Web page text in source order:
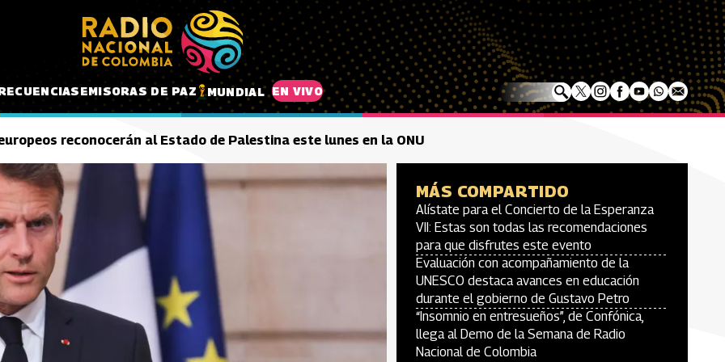
EMISORAS DE PAZ MUNDIAL EN VIVO
reconocerán al Estado de Palestina este lunes en la ONU
MÁS COMPARTIDO
Alístate para el Concierto de la Esperanza
VII: Estas son todas las recomendaciones
para que disfrutes este evento
Evaluación con acompañamiento de la
UNESCO destaca avances en educación
durante el gobierno de Gustavo Petro
“Insomnio en entresueños”, de Confónica,
llega al Demo de la Semana de Radio
Nacional de Colombia